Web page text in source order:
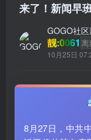
来了！新闻早
GOGO社
靓:0061
10月25日
8月27日，中共